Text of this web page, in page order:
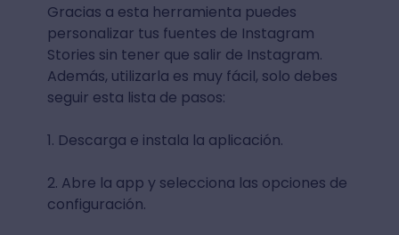
Gracias a esta herramienta puedes
personalizar tus fuentes de Instagram
Stories sin tener que salir de Instagram.
Además, utilizarla es muy fácil, solo debes
seguir esta lista de pasos:
1. Descarga e instala la aplicación.
2. Abre la app y selecciona las opciones de
configuración.